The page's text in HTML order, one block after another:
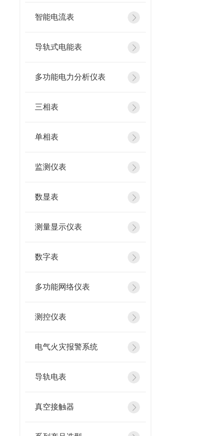
智能电流表
导轨式电能表
多功能电力分析仪表
三相表
单相表
监测仪表
数显表
测量显示仪表
数字表
多功能网络仪表
测控仪表
电气火灾报警系统
导轨电表
真空接触器